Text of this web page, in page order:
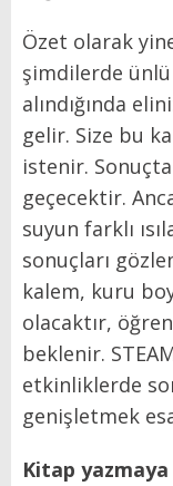
Özet olarak
şimdilerde ünlü
alındığında
gelir. Size bu
istenir.
geçecektir.
suyun farklı
sonuçları
kalem, kuru
olacaktır,
beklenir.
etkinliklerde
genişletmek
Kitap yazmaya